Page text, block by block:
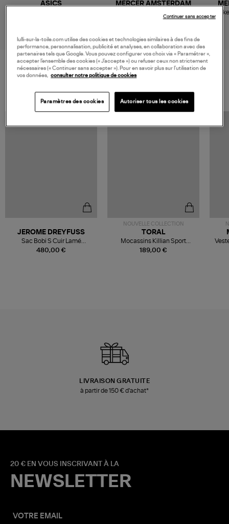
ASICS MERCER AMSTERDAM
Frequency Silver
VOS DERNIERS PRODUITS VUS
480,00 €
JEROME DREYFUSS
Sac Bobi S Cuir Lamé
Champagne
NOUVELLE COLLECTION
189,00 €
TORAL
Mocassins Killian Sport
Mousse
LIVRAISON GRATUITE
à partir de 150 € d'achat*
20 € EN VOUS INSCRIVANT À LA
NEWSLETTER
lulli-sur-la-toile.com utilise des cookies et technologies similaires à des fins de
performance, personnalisation, publicité et analyses, en collaboration avec des
partenaires tels que Google. Vous pouvez configurer vos choix via « Paramétrer »,
accepter l’ensemble des cookies (« J’accepte ») ou refuser ceux non strictement
nécessaires (« Continuer sans accepter »). Pour en savoir plus sur l’utilisation de
vos données, consulter notre politique de cookies
Paramètres des cookies Autoriser tous les cookies
Continuer sans accepter